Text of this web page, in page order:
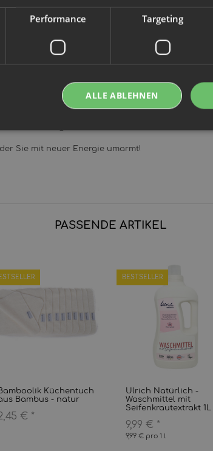
Twist, macht diesen Duft sehr
Ein Duft, der seinen mystischen
in diesem subtilen, reichhaltigen
Duft frisch gewaschener Baumwolle.
Sie mit neuer Energie umarmt!
PASSENDE ARTIKEL
Küchentuch
Bambus - natur
€ *
BESTSELLER
Ulrich Natürlich -
Waschmittel mit
Seifenkrautextrakt 1L
9,99 € *
9,99 € pro 1 l
Performance Targeting
ALLE ABLEHNEN